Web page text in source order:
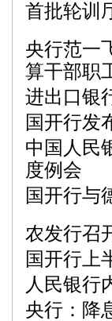
首批轮训
央行范一
算干部职
进出口银
国开行发
中国人民
度例会
国开行与
农发行召
国开行上
人民银行
央行：降